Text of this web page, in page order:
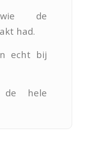
de
had.
echt bij
de hele